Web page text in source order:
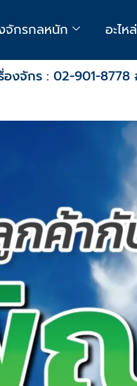
จักรกลหนัก อะไหล่
องจักร : 02-901-8778